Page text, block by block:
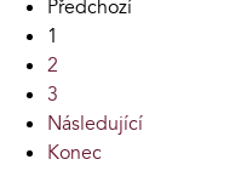
Předchozí
1
2
3
Následující
Konec